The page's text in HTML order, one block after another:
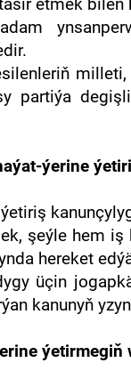
etmek
partiýa
ýerine
şeýle hem
hereket
üçin
kanunyň